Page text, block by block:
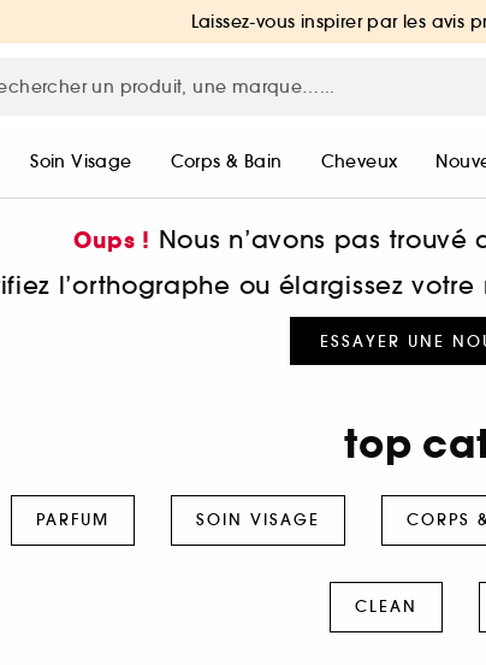
Laissez-vous inspirer par les avis
Soin Visage Corps & Bain Cheveux
Oups ! Nous n’avons pas
l’orthographe ou élargissez
ESSAYER UNE
top
PARFUM SOIN VISAGE CORPS
CLEAN